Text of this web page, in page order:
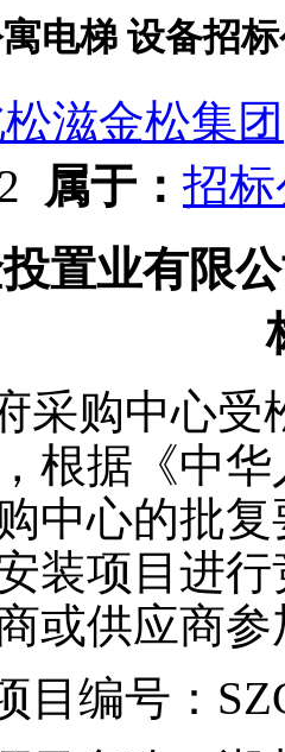
电梯 设备招
滋金松集团
属于： 招
置业有限
采购中心受
根据《中
中心的批
装项目进
或供应商
目编号：